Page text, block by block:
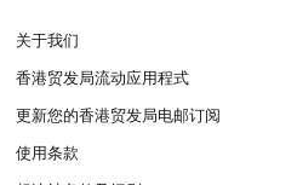
关于我们
香港贸发局流动应用程式
更新您的香港贸发局电邮订阅
使用条款